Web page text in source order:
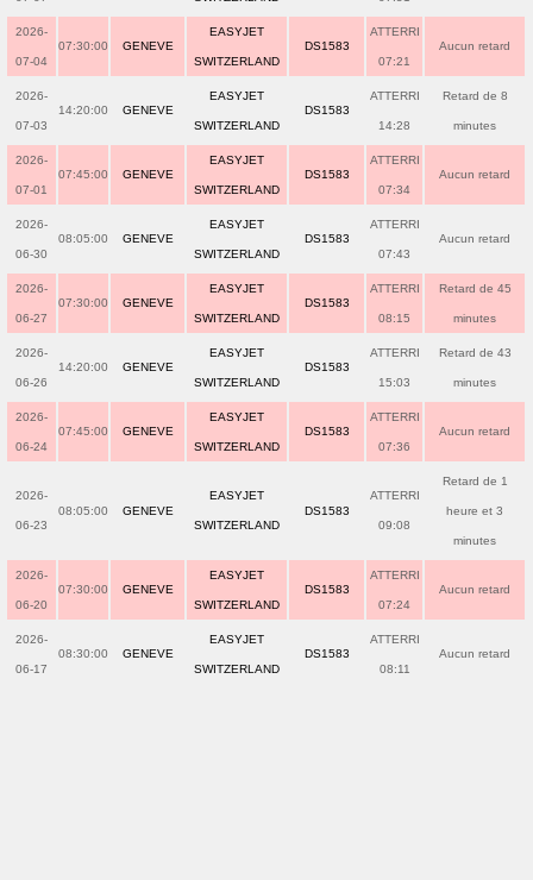
2026-
07-04
07:30:00 GENEVE
EASYJET
SWITZERLAND
DS1583
ATTERRI
07:21
Aucun retard
2026-
07-03
14:20:00 GENEVE
EASYJET
SWITZERLAND
DS1583
ATTERRI
14:28
Retard de 8
minutes
2026-
07-01
07:45:00 GENEVE
EASYJET
SWITZERLAND
DS1583
ATTERRI
07:34
Aucun retard
2026-
06-30
08:05:00 GENEVE
EASYJET
SWITZERLAND
DS1583
ATTERRI
07:43
Aucun retard
2026-
06-27
07:30:00 GENEVE
EASYJET
SWITZERLAND
DS1583
ATTERRI
08:15
Retard de 45
minutes
2026-
06-26
14:20:00 GENEVE
EASYJET
SWITZERLAND
DS1583
ATTERRI
15:03
Retard de 43
minutes
2026-
06-24
07:45:00 GENEVE
EASYJET
SWITZERLAND
DS1583
ATTERRI
07:36
Aucun retard
2026-
06-23
08:05:00 GENEVE
EASYJET
SWITZERLAND
DS1583
ATTERRI
09:08
Retard de 1
heure et 3
minutes
2026-
06-20
07:30:00 GENEVE
EASYJET
SWITZERLAND
DS1583
ATTERRI
07:24
Aucun retard
2026-
06-17
08:30:00 GENEVE
EASYJET
SWITZERLAND
DS1583
ATTERRI
08:11
Aucun retard